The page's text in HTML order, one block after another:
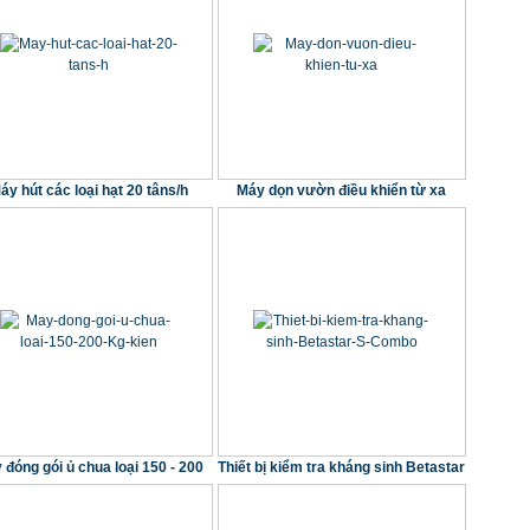
hút các loại hạt 20 tâns/h Máy dọn vườn điều khiển từ xa
đóng gói ủ chua loại 150 - 200
Kg/kiện
Thiết bị kiểm tra kháng sinh Betastar
S Combo